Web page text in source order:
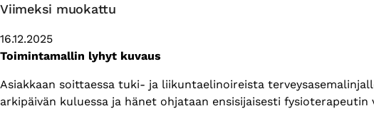
Viimeksi muokattu
16.12.2025
Toimintamallin lyhyt kuvaus
Asiakkaan soittaessa tuki- ja liikuntaelinoireista
arkipäivän kuluessa ja hänet ohjataan ensisijaisesti fysioterapeutin